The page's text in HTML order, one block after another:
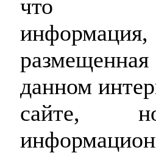
что
информация,
данном
сайте,